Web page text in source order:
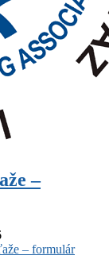
–
– formulár